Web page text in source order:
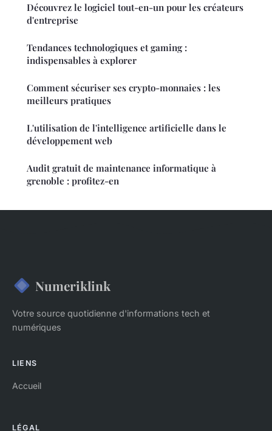
Découvrez le logiciel tout-en-un pour les créateurs
d'entreprise
Tendances technologiques et gaming :
indispensables à explorer
Comment sécuriser ses crypto-monnaies : les
meilleurs pratiques
L'utilisation de l'intelligence artificielle dans le
développement web
Audit gratuit de maintenance informatique à
grenoble : profitez-en
Numeriklink
Votre source quotidienne d'informations tech et
numériques
LIENS
Accueil
LÉGAL